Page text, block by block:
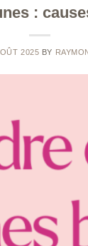
:
2025 BY